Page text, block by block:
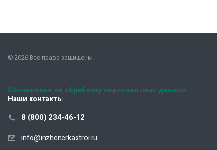
© 2026 Все права защищены.
Соглашение на обработку персональных данных
Наши контакты
8 (800) 234-46-12
info@inzhenerkastroi.ru